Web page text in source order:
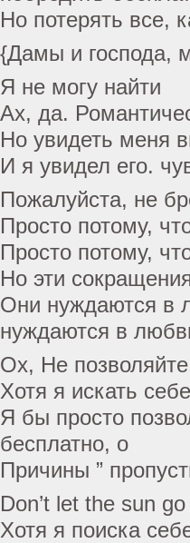
Но потерять все,
{Дамы и господа,
Я не могу найти
Ах, да.
Но увидеть меня
И я увидел его.
Пожалуйста, не
Просто потому,
Просто потому,
Но эти
Они нуждаются в
нуждаются в
Ох, Не
Хотя я искать
Я бы просто
бесплатно, о
Причины ”
Don’t let the sun
Хотя я поиска